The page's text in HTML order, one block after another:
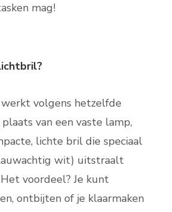
mag!
volgens hetzelfde
van een vaste lamp,
lichte bril die speciaal
wit) uitstraalt
voordeel? Je kunt
ontbijten of je klaarmaken